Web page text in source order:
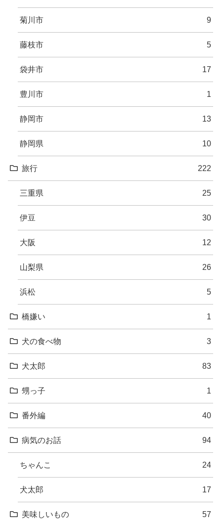
菊川市 9
藤枝市 5
袋井市 17
豊川市 1
静岡市 13
静岡県 10
旅行 222
三重県 25
伊豆 30
大阪 12
山梨県 26
浜松 5
橋嫌い 1
犬の食べ物 3
犬太郎 83
甥っ子 1
番外編 40
病気のお話 94
ちゃんこ 24
犬太郎 17
美味しいもの 57